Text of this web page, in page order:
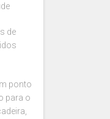
de
ponto
para o